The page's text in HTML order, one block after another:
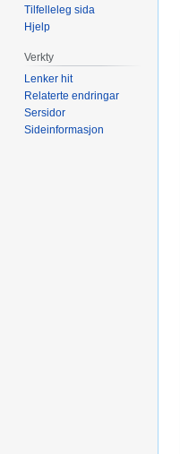
Tilfelleleg sida
Hjelp
Verkty
Lenker hit
Relaterte endringar
Sersidor
Sideinformasjon